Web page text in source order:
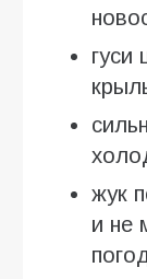
гуси
жук
и не